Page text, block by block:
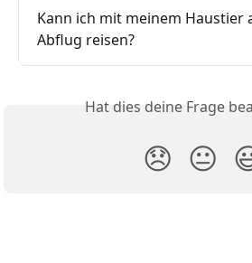
Kann ich mit meinem Haustier
Abflug reisen?
Hat dies deine Frage
😞 😐